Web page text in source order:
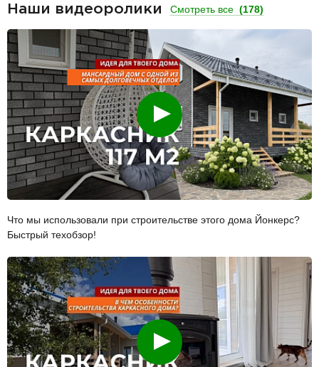
Наши видеоролики Смотреть все (178)
Смотреть
Что мы использовали при строительстве этого дома Йонкерс?
Быстрый техобзор!
Смотреть